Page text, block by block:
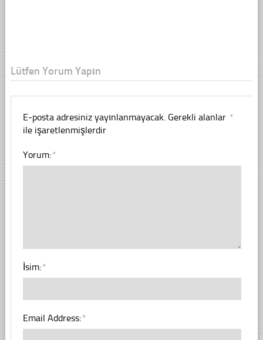
Lütfen Yorum Yapın
E-posta adresiniz yayınlanmayacak. Gerekli alanlar *
ile işaretlenmişlerdir
Yorum:*
İsim:*
Email Address:*